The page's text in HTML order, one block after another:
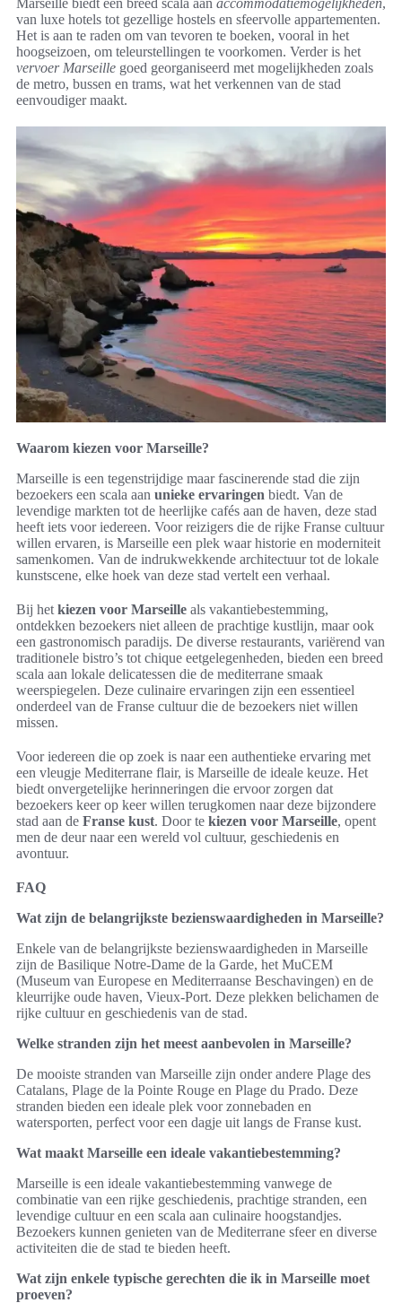
Marseille biedt een breed scala aan accommodatiemogelijkheden,
van luxe hotels tot gezellige hostels en sfeervolle appartementen.
Het is aan te raden om van tevoren te boeken, vooral in het
hoogseizoen, om teleurstellingen te voorkomen. Verder is het
vervoer Marseille goed georganiseerd met mogelijkheden zoals
de metro, bussen en trams, wat het verkennen van de stad
eenvoudiger maakt.
Waarom kiezen voor Marseille?
Marseille is een tegenstrijdige maar fascinerende stad die zijn
bezoekers een scala aan unieke ervaringen biedt. Van de
levendige markten tot de heerlijke cafés aan de haven, deze stad
heeft iets voor iedereen. Voor reizigers die de rijke Franse cultuur
willen ervaren, is Marseille een plek waar historie en moderniteit
samenkomen. Van de indrukwekkende architectuur tot de lokale
kunstscene, elke hoek van deze stad vertelt een verhaal.
Bij het kiezen voor Marseille als vakantiebestemming,
ontdekken bezoekers niet alleen de prachtige kustlijn, maar ook
een gastronomisch paradijs. De diverse restaurants, variërend van
traditionele bistro’s tot chique eetgelegenheden, bieden een breed
scala aan lokale delicatessen die de mediterrane smaak
weerspiegelen. Deze culinaire ervaringen zijn een essentieel
onderdeel van de Franse cultuur die de bezoekers niet willen
missen.
Voor iedereen die op zoek is naar een authentieke ervaring met
een vleugje Mediterrane flair, is Marseille de ideale keuze. Het
biedt onvergetelijke herinneringen die ervoor zorgen dat
bezoekers keer op keer willen terugkomen naar deze bijzondere
stad aan de Franse kust. Door te kiezen voor Marseille, opent
men de deur naar een wereld vol cultuur, geschiedenis en
avontuur.
FAQ
Wat zijn de belangrijkste bezienswaardigheden in Marseille?
Enkele van de belangrijkste bezienswaardigheden in Marseille
zijn de Basilique Notre-Dame de la Garde, het MuCEM
(Museum van Europese en Mediterraanse Beschavingen) en de
kleurrijke oude haven, Vieux-Port. Deze plekken belichamen de
rijke cultuur en geschiedenis van de stad.
Welke stranden zijn het meest aanbevolen in Marseille?
De mooiste stranden van Marseille zijn onder andere Plage des
Catalans, Plage de la Pointe Rouge en Plage du Prado. Deze
stranden bieden een ideale plek voor zonnebaden en
watersporten, perfect voor een dagje uit langs de Franse kust.
Wat maakt Marseille een ideale vakantiebestemming?
Marseille is een ideale vakantiebestemming vanwege de
combinatie van een rijke geschiedenis, prachtige stranden, een
levendige cultuur en een scala aan culinaire hoogstandjes.
Bezoekers kunnen genieten van de Mediterrane sfeer en diverse
activiteiten die de stad te bieden heeft.
Wat zijn enkele typische gerechten die ik in Marseille moet
proeven?